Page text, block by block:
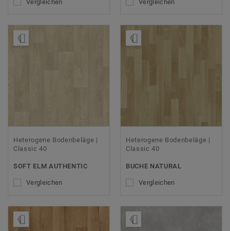
Vergleichen Vergleichen
Heterogene Bodenbeläge |
Classic 40
SOFT ELM AUTHENTIC
Vergleichen
Heterogene Bodenbeläge |
Classic 40
BUCHE NATURAL
Vergleichen